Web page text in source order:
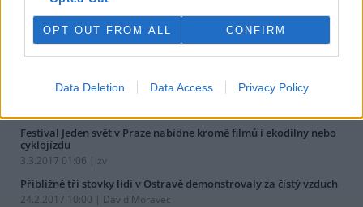
OPT OUT FROM ALL CONFIRM
Data Deletion Data Access Privacy Policy
metaforickou krajinu naší duše.
|1|..|30|31|32|33|34|..|41|»
Festival Jeden svět v Praze nabídne kromě filmů i ekodílny nebo
cyklojízdu
3.3.2017 01:06 | zv
Přibližně tři stovky lidí v Ostravě demonstrovaly za čistý vzduch
24.2.2017 10:00 | David Moravec